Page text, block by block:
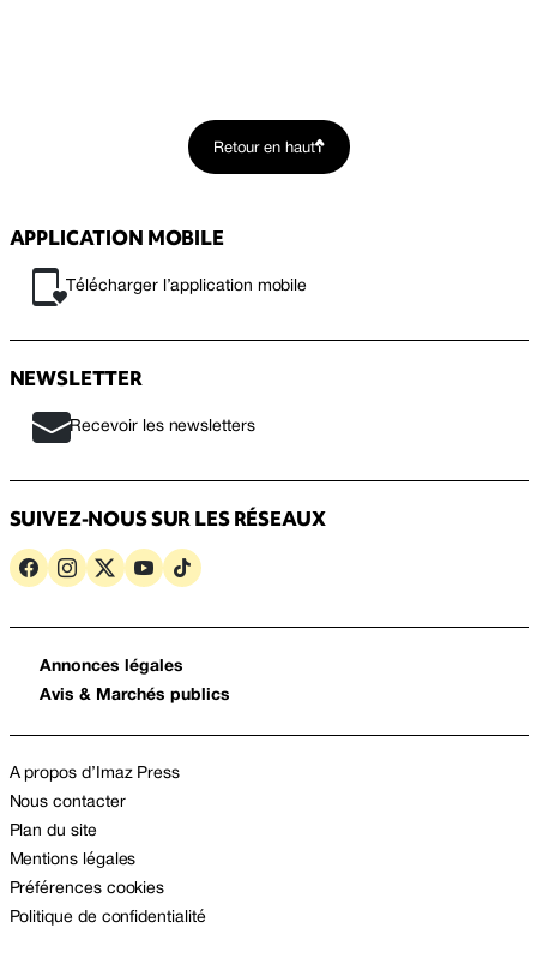
Retour en haut
APPLICATION MOBILE
Télécharger l’application mobile
NEWSLETTER
Recevoir les newsletters
SUIVEZ-NOUS SUR LES RÉSEAUX
Annonces légales
Avis & Marchés publics
A propos d’Imaz Press
Nous contacter
Plan du site
Mentions légales
Préférences cookies
Politique de confidentialité